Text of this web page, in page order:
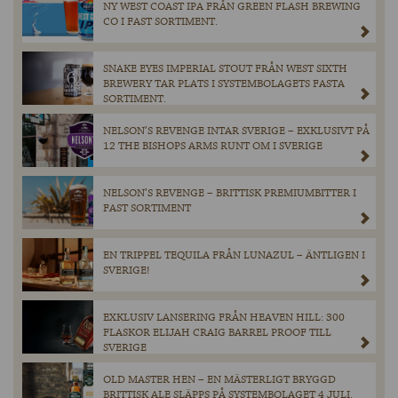
NY WEST COAST IPA FRÅN GREEN FLASH BREWING
CO I FAST SORTIMENT.
SNAKE EYES IMPERIAL STOUT FRÅN WEST SIXTH
BREWERY TAR PLATS I SYSTEMBOLAGETS FASTA
SORTIMENT.
NELSON’S REVENGE INTAR SVERIGE – EXKLUSIVT PÅ
12 THE BISHOPS ARMS RUNT OM I SVERIGE
NELSON’S REVENGE – BRITTISK PREMIUMBITTER I
FAST SORTIMENT
EN TRIPPEL TEQUILA FRÅN LUNAZUL – ÄNTLIGEN I
SVERIGE!
EXKLUSIV LANSERING FRÅN HEAVEN HILL: 300
FLASKOR ELIJAH CRAIG BARREL PROOF TILL
SVERIGE
OLD MASTER HEN – EN MÄSTERLIGT BRYGGD
BRITTISK ALE SLÄPPS PÅ SYSTEMBOLAGET 4 JULI.